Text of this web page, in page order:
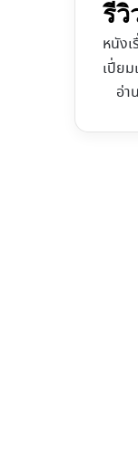
รีวิ
หนัง
เปี่ย
อ่า